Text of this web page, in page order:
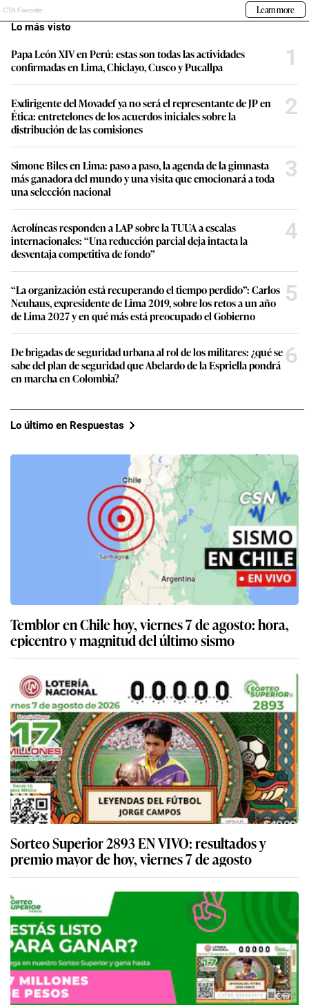
Lo más visto
Papa León XIV en Perú: estas son todas las actividades
confirmadas en Lima, Chiclayo, Cusco y Pucallpa
1
Exdirigente del Movadef ya no será el representante de JP en
Ética: entretelones de los acuerdos iniciales sobre la
distribución de las comisiones
2
Simone Biles en Lima: paso a paso, la agenda de la gimnasta
más ganadora del mundo y una visita que emocionará a toda
una selección nacional
3
Aerolíneas responden a LAP sobre la TUUA a escalas
internacionales: “Una reducción parcial deja intacta la
desventaja competitiva de fondo”
4
“La organización está recuperando el tiempo perdido”: Carlos
Neuhaus, expresidente de Lima 2019, sobre los retos a un año
de Lima 2027 y en qué más está preocupado el Gobierno
5
De brigadas de seguridad urbana al rol de los militares: ¿qué se
sabe del plan de seguridad que Abelardo de la Espriella pondrá
en marcha en Colombia?
6
Lo último en Respuestas
Temblor en Chile hoy, viernes 7 de agosto: hora,
epicentro y magnitud del último sismo
Sorteo Superior 2893 EN VIVO: resultados y
premio mayor de hoy, viernes 7 de agosto